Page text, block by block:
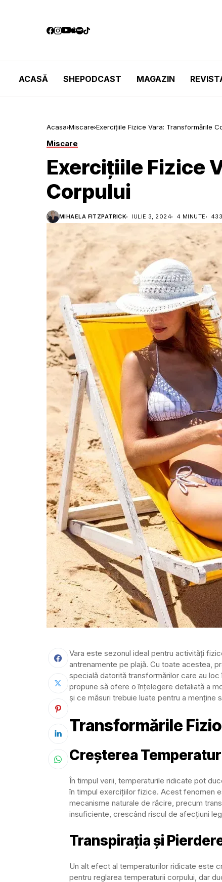
ACASĂ SHEPODCAST MAGAZIN
Acasa Miscare Exercițiile Fizice Vara: Transformările
Miscare
Exercițiile Fizice
Corpului
MIHAELA FITZPATRICK IULIE 3, 2024 4 MINUTE
Vara este sezonul ideal pentru activități
antrenamente pe plajă. Cu toate acestea,
specială datorită transformărilor care au
propune să ofere o înțelegere detaliată a
și ce măsuri trebuie luate pentru a menține
Transformările
Creșterea
În timpul verii, temperaturile ridicate pot
în timpul exercițiilor fizice. Acest fenomen
mecanisme naturale de răcire, precum
insuficiente, crescând riscul de afecțiuni
Transpirația și
Un alt efect al temperaturilor ridicate este
pentru reglarea temperaturii corpului, dar